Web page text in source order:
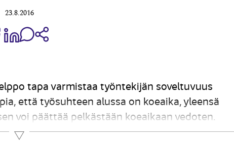
23.8.2016
Jaa Share on Facebook
Jaa Share on LinkedIn
Jaa WhatsApp-viestinä
tapa varmistaa työntekijän soveltuvuus
että työsuhteen alussa on koeaika, yleensä
voi päättää pelkästään koeaikaan vedoten.
sopimus päättyy heti. Koeaikapurku tulee...
Lue lisää